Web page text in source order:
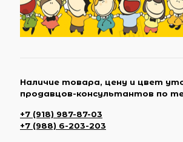
Наличие товара, цену и цвет
продавцов-консультантов по
+7 (918) 987-87-03
+7 (988) 6-203-203